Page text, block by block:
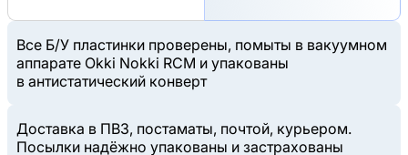
Все Б/У пластинки проверены, помыты в вакуумном
аппарате Okki Nokki RCM и упакованы
в антистатический конверт
Доставка в ПВЗ, постаматы, почтой, курьером.
Посылки надёжно упакованы и застрахованы